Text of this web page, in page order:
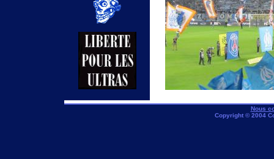
Nous
Copyright © 2004